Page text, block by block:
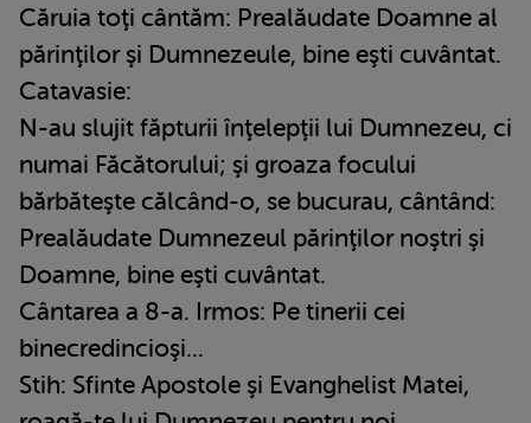
Căruia toţi cântăm: Prealăudate Doamne al
părinţilor şi Dumnezeule, bine eşti cuvântat.
Catavasie:
N-au slujit făpturii înţelepţii lui Dumnezeu, ci
numai Făcătorului; şi groaza focului
bărbăteşte călcând-o, se bucurau, cântând:
Prealăudate Dumnezeul părinţilor noştri şi
Doamne, bine eşti cuvântat.
Cântarea a 8-a. Irmos: Pe tinerii cei
binecredincioşi...
Stih: Sfinte Apostole şi Evanghelist Matei,